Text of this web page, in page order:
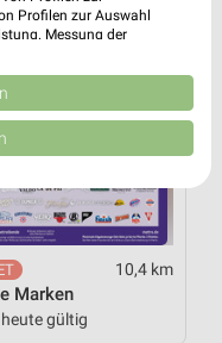
10,4 km
Marken
gültig
Profilen zur Auswahl
Messung der
Entwicklung und
Daten zur Auswahl
weitergegeben und in die